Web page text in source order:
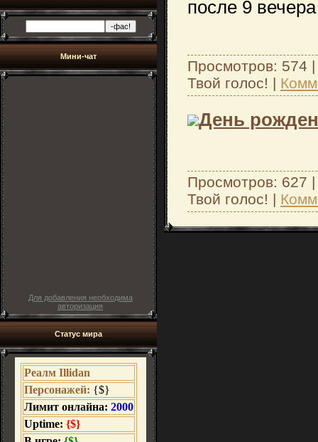
Мини-чат
Для добавления необходима
авторизация
Статус мира
после 9
Просмотров: 574
Твой голос! |
День
Просмотров: 627
Твой голос! |